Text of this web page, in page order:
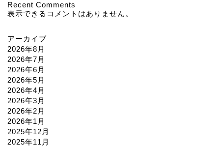
Recent Comments
表示できるコメントはありません。
アーカイブ
2026年8月
2026年7月
2026年6月
2026年5月
2026年4月
2026年3月
2026年2月
2026年1月
2025年12月
2025年11月